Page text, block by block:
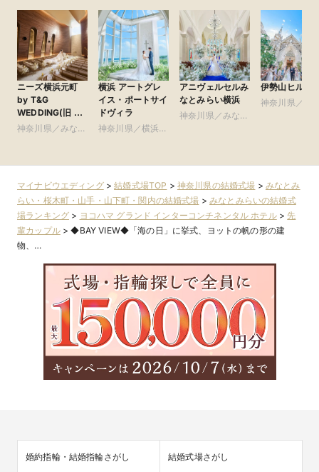
ニーズ横浜元町
by T&G
WEDDING(旧 山
手迎賓館 横浜)
神奈川県／みなと
内
横浜 アートグレ
イス・ポートサイ
ドヴィラ
神奈川県／横浜・
アニヴェルセルみ
なとみらい横浜
神奈川県／みなと
伊勢山ヒルズ
神奈川県／み
マイナビウエディング>結婚式場TOP > 神奈川県の結婚式場 > みなとみ
らい・桜木町・山手・山下町・関内の結婚式場 >みなとみらいの結婚式
場ランキング > ヨコハマ グランド インターコンチネンタル ホテル> 先
輩カップル>◆BAY VIEW◆「海の日」に挙式、ヨットの帆の形の建
物、…
婚約指輪・結婚指輪さがし 結婚式場さがし